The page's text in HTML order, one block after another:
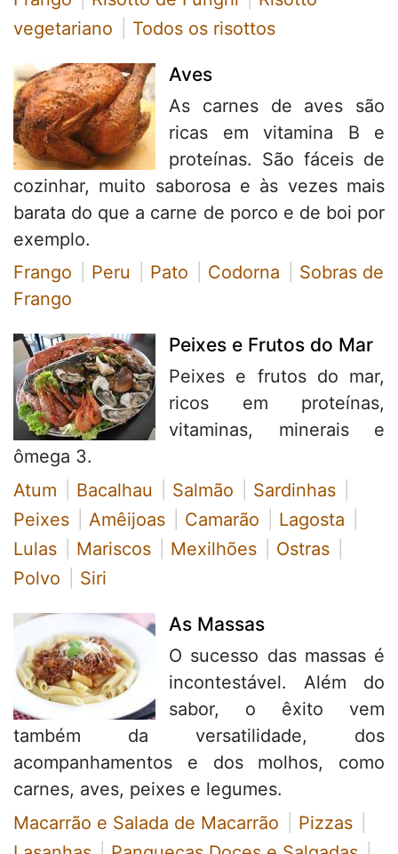
vegetariano
Todos os risottos
Aves
As carnes de aves são
ricas em vitamina B e
proteínas. São fáceis de
cozinhar, muito saborosa e às vezes mais
barata do que a carne de porco e de boi por
exemplo.
Frango
Peru Pato Codorna
Sobras de
Frango
Peixes e Frutos do Mar
Peixes e frutos do mar,
ricos em proteínas,
vitaminas, minerais e
ômega 3.
Atum
Bacalhau Salmão
Sardinhas
Peixes
Amêijoas Camarão
Lagosta
Lulas
Mariscos Mexilhões
Ostras
Polvo
Siri
As Massas
O sucesso das massas é
incontestável. Além do
sabor, o êxito vem
também da versatilidade, dos
acompanhamentos e dos molhos, como
carnes, aves, peixes e legumes.
Macarrão e Salada de Macarrão
Pizzas